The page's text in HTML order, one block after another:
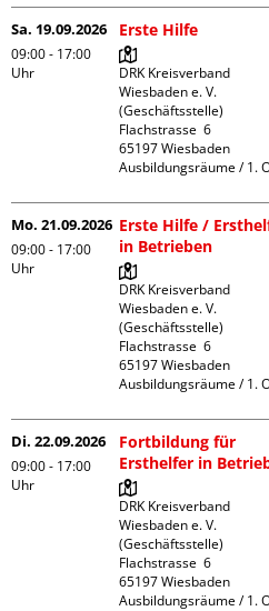
Sa. 19.09.2026
09:00 - 17:00
Uhr
Erste Hilfe
DRK Kreisverband
Wiesbaden e. V.
(Geschäftsstelle)
Flachstrasse  6
65197 Wiesbaden
Ausbildungsräume / 1.
Mo. 21.09.2026
09:00 - 17:00
Uhr
Erste Hilfe /
in Betrieben
DRK Kreisverband
Wiesbaden e. V.
(Geschäftsstelle)
Flachstrasse  6
65197 Wiesbaden
Ausbildungsräume / 1.
Di. 22.09.2026
09:00 - 17:00
Uhr
Fortbildung für
Ersthelfer in
DRK Kreisverband
Wiesbaden e. V.
(Geschäftsstelle)
Flachstrasse  6
65197 Wiesbaden
Ausbildungsräume / 1.